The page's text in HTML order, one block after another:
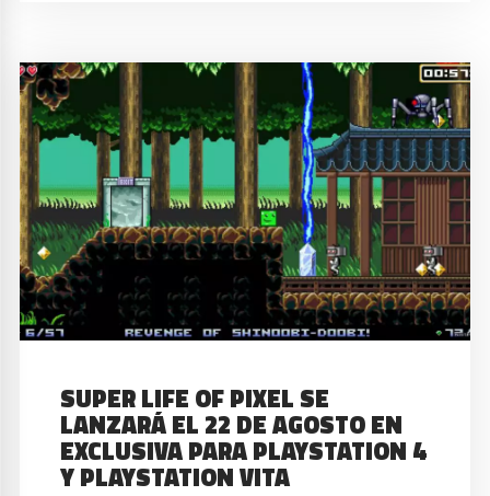
SUPER LIFE OF PIXEL SE
LANZARÁ EL 22 DE AGOSTO EN
EXCLUSIVA PARA PLAYSTATION 4
Y PLAYSTATION VITA